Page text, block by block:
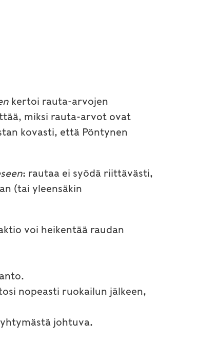
kertoi rauta-arvojen
miksi rauta-arvot ovat
kovasti, että Pöntynen
: rautaa ei syödä riittävästi,
(tai yleensäkin
voi heikentää raudan
nopeasti ruokailun jälkeen,
johtuva.